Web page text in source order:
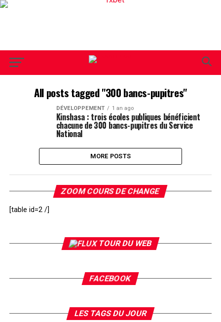
All posts tagged "300 bancs-pupitres"
DÉVELOPPEMENT 1 an ago
Kinshasa : trois écoles publiques bénéficient
chacune de 300 bancs-pupitres du Service
National
MORE POSTS
ZOOM COURS DE CHANGE
[table id=2 /]
TOUR DU WEB
FACEBOOK
LES TAGS DU JOUR